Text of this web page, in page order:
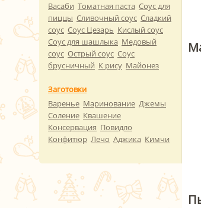
Васаби Томатная паста Соус для
пиццы Сливочный соус Сладкий
соус Соус Цезарь Кислый соус
Соус для шашлыка Медовый
соус Острый соус Соус
брусничный К рису Майонез
Заготовки
Варенье Маринование Джемы
Соление Квашение
Консервация Повидло
Конфитюр Лечо Аджика Кимчи